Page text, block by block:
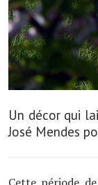
Un décor qui
José Mendes